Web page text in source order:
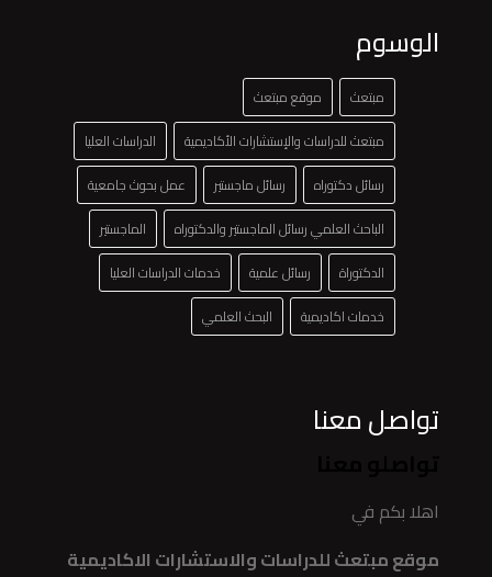
الوسوم
مبتعث
موقع مبتعث
مبتعث للدراسات والإستشارات الأكاديمية
الدراسات العليا
رسائل دكتوراه
رسائل ماجستير
عمل بحوث جامعية
الباحث العلمي رسائل الماجستير والدكتوراه
الماجستير
الدكتوراة
رسائل علمية
خدمات الدراسات العليا
خدمات اكاديمية
البحث العلمي
تواصل معنا
اهلا بكم في
موقع مبتعث للدراسات والاستشارات الاكاديمية